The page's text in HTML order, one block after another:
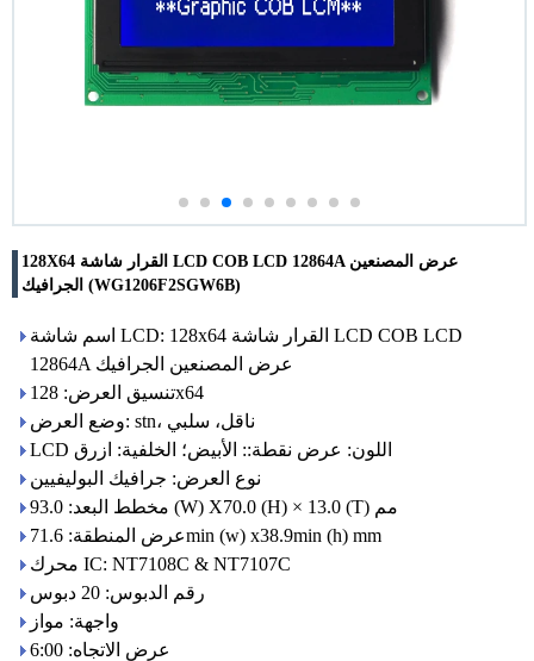
128X64 القرار شاشة LCD COB LCD 12864A عرض المصنعين
الجرافيك (WG1206F2SGW6B)
اسم شاشة LCD: 128x64 القرار شاشة LCD COB LCD
12864A عرض المصنعين الجرافيك
تنسيق العرض: 128x64
وضع العرض: stn، ناقل، سلبي
LCD اللون: عرض نقطة:: الأبيض؛ الخلفية: ازرق
نوع العرض: جرافيك البوليفيين
مخطط البعد: 93.0 (W) X70.0 (H) × 13.0 (T) مم
عرض المنطقة: 71.6min (w) x38.9min (h) mm
محرك IC: NT7108C & NT7107C
رقم الدبوس: 20 دبوس
واجهة: مواز
عرض الاتجاه: 6:00